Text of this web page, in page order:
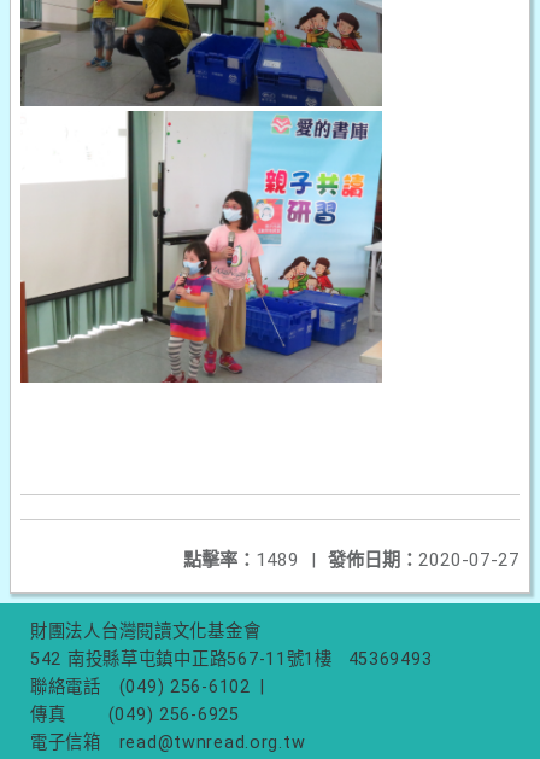
發佈日期： 2020-07-27
點擊率： 1489 |
財團法人台灣閱讀文化基金會
542 南投縣草屯鎮中正路567-11號1樓
45369493
聯絡電話
(049) 256-6102
傳真
(049) 256-6925
電子信箱
read@twnread.org.tw